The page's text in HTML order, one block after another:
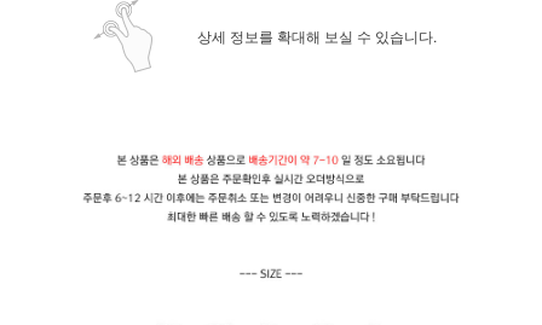
상세 정보를 확대해 보실 수 있습니다.